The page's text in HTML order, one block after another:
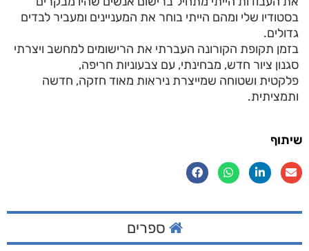
בסטודיו שלי ומהם הייתי בוחר את המעניינים ומעביר לבדים
גדולים.
בזמן תקופת הקורונה העברתי את הרישומים למחשב ויצרתי
סגנון ציור חדש, מבחינתי, עם צבעוניות חריפה,
פלקטית ושטוחה שמייצרת ניראות מאוד חזקה, חדשה
ותמציתית.
שיתוף
ספרים